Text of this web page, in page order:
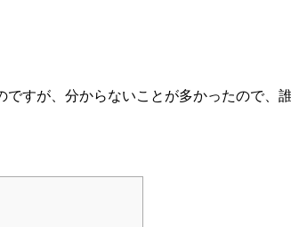
ですが、分からないことが多かったので、